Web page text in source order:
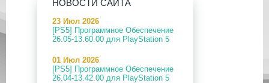
НОВОСТИ САЙТА
23 Июл 2026
[PS5] Программное Обеспечение
26.05-13.60.00 для PlayStation 5
01 Июл 2026
[PS5] Программное Обеспечение
26.04-13.42.00 для PlayStation 5